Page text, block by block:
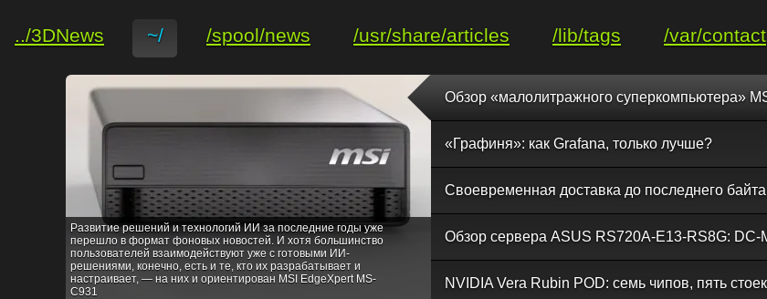
../3DNews ~/ /spool/news /usr/share/articles /lib/tags /var/contact
Развитие решений и технологий ИИ за последние годы уже
перешло в формат фоновых новостей. И хотя большинство
пользователей взаимодействуют уже с готовыми ИИ-
решениями, конечно, есть и те, кто их разрабатывает и
настраивает, — на них и ориентирован MSI EdgeXpert MS-
C931
«Графиня»: как Grafana, только лучше?